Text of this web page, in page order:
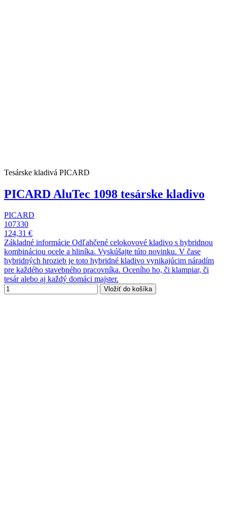
Tesárske kladivá PICARD
PICARD AluTec 1098 tesárske kladivo
PICARD
107330
124,31 €
Základné informácie Odľahčené celokovové kladivo s hybridnou
kombináciou ocele a hliníka. Vyskúšajte túto novinku. V čase
hybridných hrozieb je toto hybridné kladivo vynikajúcim náradím
pre každého stavebného pracovníka. Oceního ho, či klampiar, či
tesár alebo aj každý domáci majster.
Vložiť do košíka